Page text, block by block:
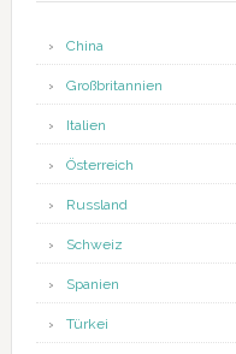
China
Großbritannien
Italien
Österreich
Russland
Schweiz
Spanien
Türkei